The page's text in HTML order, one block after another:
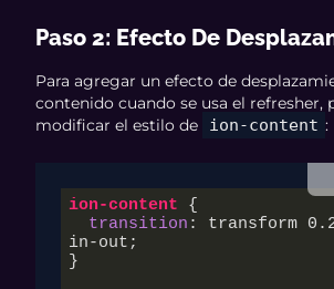
Paso 2: Efecto De
Para agregar un efecto de
contenido cuando se usa el refresher,
modificar el estilo de
ion-content :
ion-content {
transition : transform
in-out;
}